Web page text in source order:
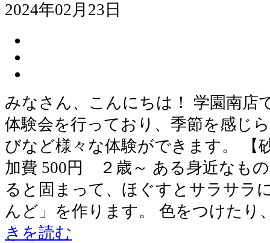
2024年02月23日
みなさん、こんにちは！ 学園南店
体験会を行っており、季節を感じ
びなど様々な体験ができます。
加費 500円 ２歳～ ある身近なも
ると固まって、ほぐすとサラサラ
んど」を作ります。 色をつけた
きを読む